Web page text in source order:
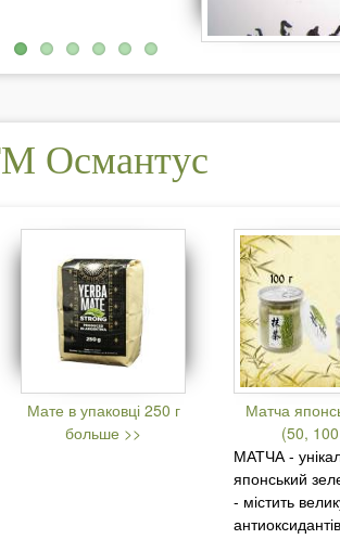
Османтус
Мате в упаковці 250 г
больше >>
Матча
(50,
МАТЧА -
японський
- містить